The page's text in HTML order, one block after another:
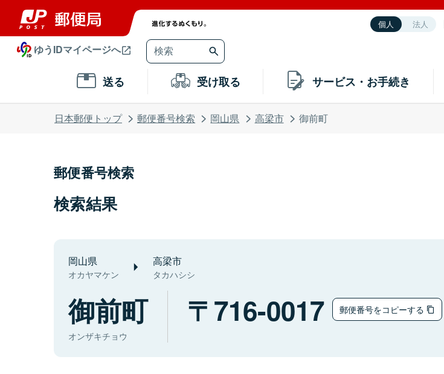
個人 法人
ゆうIDマイページへ
送る 受け取る サービス・お手続き
日本郵便トップ 郵便番号検索 岡山県 高梁市 御前町
郵便番号検索
検索結果
岡山県
オカヤマケン
高梁市
タカハシシ
御前町
オンザキチョウ
716-0017 郵便番号をコピーする